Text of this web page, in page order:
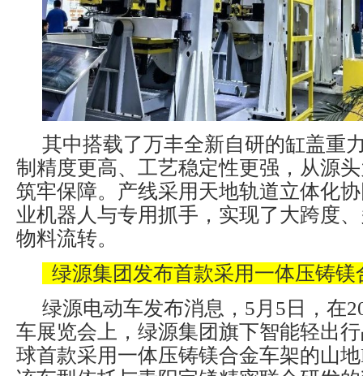
其中搭载了万丰全新自研的缸盖重
制精度更高、工艺稳定性更强，从源
筑牢保障。产线采用天地轨道立体化
业机器人与专用抓手，实现了大跨度
物料流转。
绿源集团发布首款采用一体压铸镁
绿源电动车发布消息，5月5日，在
车展览会上，绿源集团旗下智能轻出
球首款采用一体压铸镁合金车架的山